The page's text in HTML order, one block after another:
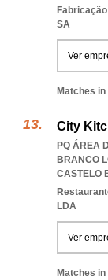
SA
Ver
Matches
City
PQ ÁREA
BRANCO
CASTELO
LDA
Ver
Matches